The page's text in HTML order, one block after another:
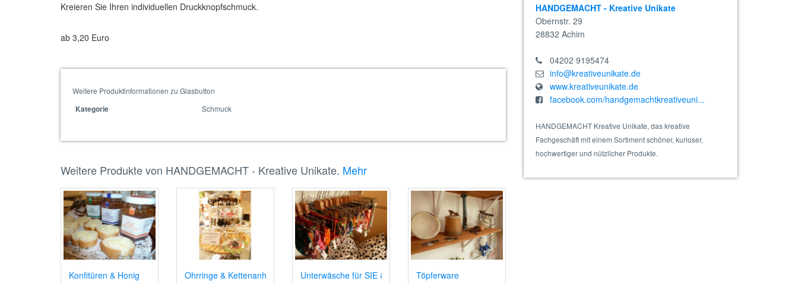
Kreieren Sie Ihren individuellen Druckknopfschmuck.
ab 3,20 Euro
Weitere Produktinformationen zu Glasbutton
Kategorie
Schmuck
Weitere Produkte von HANDGEMACHT - Kreative Unikate. Mehr
Konfitüren & Honig
Ohrringe & Kettenanhänger (Schokoklunker)Unterwäsche für SIE & IHN
Töpferware
HANDGEMACHT - Kreative Unikate
Obernstr. 29
28832 Achim
04202 9195474
info@kreativeunikate.de
www.kreativeunikate.de
facebook.com/handgemachtkreativeuni...
HANDGEMACHT Kreative Unikate, das kreative
Fachgeschäft mit einem Sortiment schöner, kurioser,
hochwertiger und nützlicher Produkte.